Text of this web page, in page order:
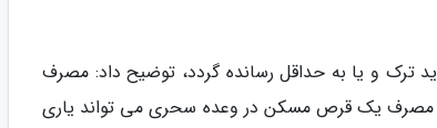
ترک و یا به حداقل رسانده گردد، توضیح داد: مصرف
مصرف یک قرص مسکن در وعده سحری می تواند یاری